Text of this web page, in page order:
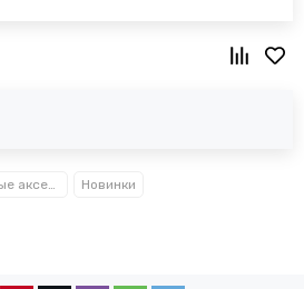
Посуда, кухонные аксессуары и принадлежности TM Kamille TM Ofenbach Новинки